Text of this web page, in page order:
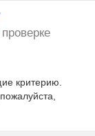
критерию.